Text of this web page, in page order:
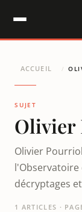
ACCUEIL /
SUJET
Olivier
Olivier
décryptages
1 ARTICLES ·
Panneau de